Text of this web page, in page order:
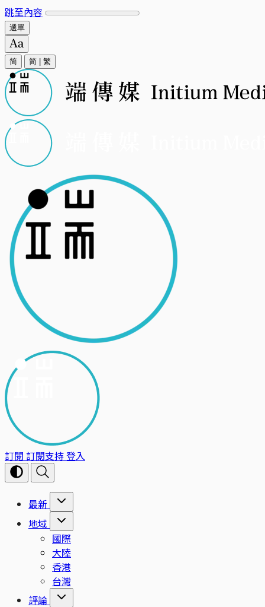
跳至內容
選單
简 简 繁
訂閱 訂閱支持登入
最新
地域
國際
大陸
香港
台灣
評論